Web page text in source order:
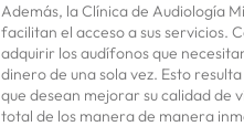
Además, la Clínica de Audiología
facilitan el acceso a sus servicios.
adquirir los audífonos que
dinero de una sola vez. Esto
que desean mejorar su calidad de
total de los manera de manera